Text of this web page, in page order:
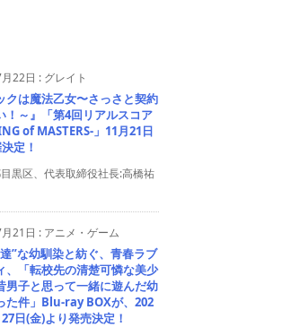
22日 : グレイト
クは魔法乙女〜さっさと契約
！～』「第4回リアルスコア
of MASTERS-」11月21日
定！
黒区、代表取締役社長:高橋祐
21日 : アニメ・ゲーム
”な幼馴染と紡ぐ、青春ラブ
、「転校先の清楚可憐な美少
男子と思って一緒に遊んだ幼
た件」Blu-ray BOXが、202
日(金)より発売決定！